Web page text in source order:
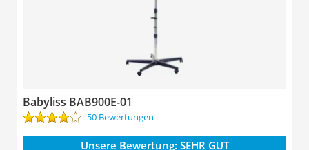
Babyliss BAB900E-01
50 Bewertungen
Unsere Bewertung: SEHR GUT